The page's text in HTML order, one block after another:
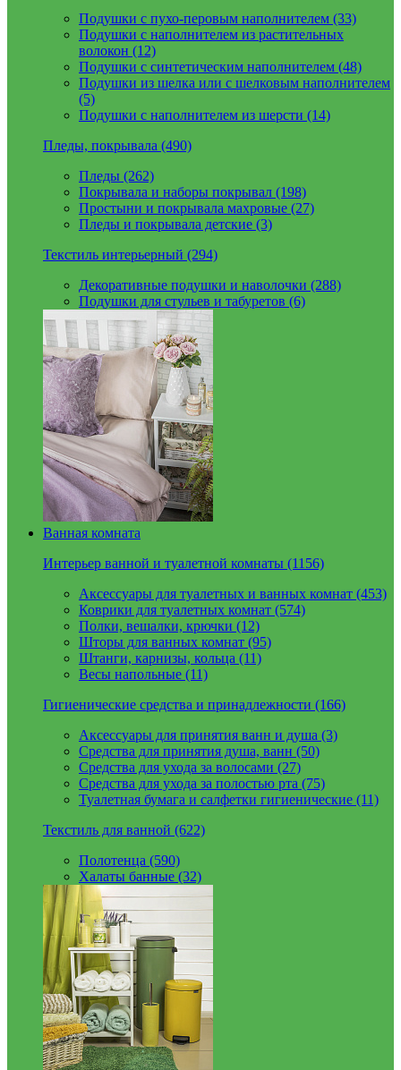
Подушки с пухо-перовым наполнителем (33)
Подушки с наполнителем из растительных
волокон (12)
Подушки с синтетическим наполнителем (48)
Подушки из шелка или с шелковым наполнителем
(5)
Подушки с наполнителем из шерсти (14)
Пледы, покрывала (490)
Пледы (262)
Покрывала и наборы покрывал (198)
Простыни и покрывала махровые (27)
Пледы и покрывала детские (3)
Текстиль интерьерный (294)
Декоративные подушки и наволочки (288)
Подушки для стульев и табуретов (6)
Ванная комната
Интерьер ванной и туалетной комнаты (1156)
Аксессуары для туалетных и ванных комнат (453)
Коврики для туалетных комнат (574)
Полки, вешалки, крючки (12)
Шторы для ванных комнат (95)
Штанги, карнизы, кольца (11)
Весы напольные (11)
Гигиенические средства и принадлежности (166)
Аксессуары для принятия ванн и душа (3)
Средства для принятия душа, ванн (50)
Средства для ухода за волосами (27)
Средства для ухода за полостью рта (75)
Туалетная бумага и салфетки гигиенические (11)
Текстиль для ванной (622)
Полотенца (590)
Халаты банные (32)